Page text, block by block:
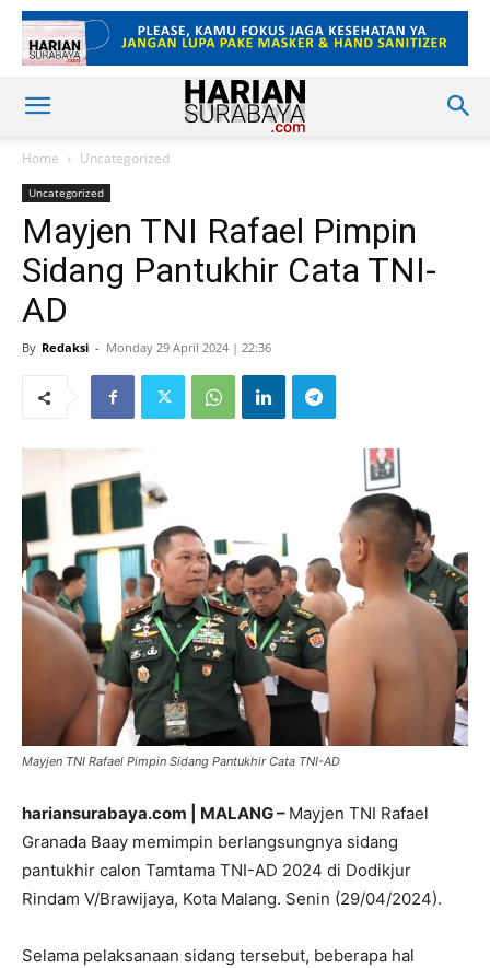
Home Uncategorized
Uncategorized
Mayjen TNI Rafael Pimpin
Sidang Pantukhir Cata TNI-
AD
By Redaksi - Monday 29 April 2024 | 22:36
Mayjen TNI Rafael Pimpin Sidang Pantukhir Cata TNI-AD
hariansurabaya.com | MALANG – Mayjen TNI Rafael
Granada Baay memimpin berlangsungnya sidang
pantukhir calon Tamtama TNI-AD 2024 di Dodikjur
Rindam V/Brawijaya, Kota Malang. Senin (29/04/2024).
Selama pelaksanaan sidang tersebut, beberapa hal